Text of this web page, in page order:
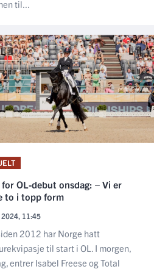
til...
for OL-debut onsdag: – Vi er
to i topp form
11:45
2012 har Norge hatt
til start i OL. I morgen,
entrer Isabel Freese og Total